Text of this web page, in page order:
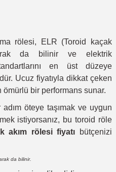
rölesi, ELR (Toroid kaçak
da bilinir ve elektrik
en üst düzeye
Ucuz fiyatıyla dikkat çeken
ömürlü bir performans sunar.
öteye taşımak ve uygun
istiyorsanız, bu toroid röle
akım rölesi fiyatı bütçenizi
da bilinir.